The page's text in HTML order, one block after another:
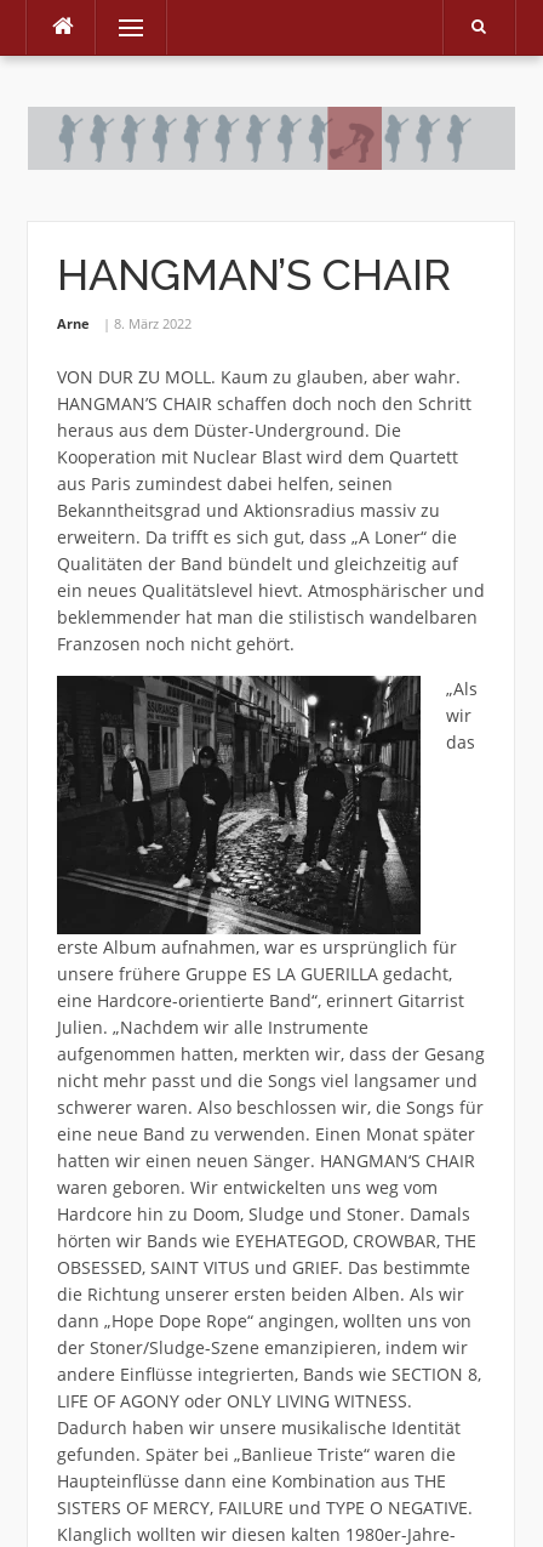
Skip
Menu
HANGMAN’S CHAIR
Arne 8. März 2022
VON DUR ZU MOLL. Kaum zu glauben, aber wahr.
HANGMAN’S CHAIR schaffen doch noch den Schritt
heraus aus dem Düster-Underground. Die
Kooperation mit Nuclear Blast wird dem Quartett
aus Paris zumindest dabei helfen, seinen
Bekanntheitsgrad und Aktionsradius massiv zu
erweitern. Da trifft es sich gut, dass „A Loner“ die
Qualitäten der Band bündelt und gleichzeitig auf
ein neues Qualitätslevel hievt. Atmosphärischer und
beklemmender hat man die stilistisch wandelbaren
Franzosen noch nicht gehört.
„Als
wir
das
erste Album aufnahmen, war es ursprünglich für
unsere frühere Gruppe ES LA GUERILLA gedacht,
eine Hardcore-orientierte Band“, erinnert Gitarrist
Julien. „Nachdem wir alle Instrumente
aufgenommen hatten, merkten wir, dass der Gesang
nicht mehr passt und die Songs viel langsamer und
schwerer waren. Also beschlossen wir, die Songs für
eine neue Band zu verwenden. Einen Monat später
hatten wir einen neuen Sänger. HANGMAN‘S CHAIR
waren geboren. Wir entwickelten uns weg vom
Hardcore hin zu Doom, Sludge und Stoner. Damals
hörten wir Bands wie EYEHATEGOD, CROWBAR, THE
OBSESSED, SAINT VITUS und GRIEF. Das bestimmte
die Richtung unserer ersten beiden Alben. Als wir
dann „Hope Dope Rope“ angingen, wollten uns von
der Stoner/Sludge-Szene emanzipieren, indem wir
andere Einflüsse integrierten, Bands wie SECTION 8,
LIFE OF AGONY oder ONLY LIVING WITNESS.
Dadurch haben wir unsere musikalische Identität
gefunden. Später bei „Banlieue Triste“ waren die
Haupteinflüsse dann eine Kombination aus THE
SISTERS OF MERCY, FAILURE und TYPE O NEGATIVE.
Klanglich wollten wir diesen kalten 1980er-Jahre-